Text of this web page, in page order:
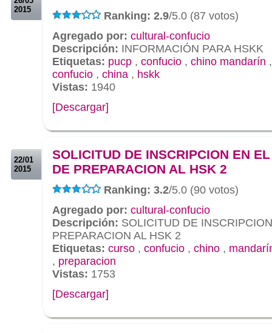
2015
Ranking: 2.9/5.0 (87 votos)
Agregado por: cultural-confucio
Descripción: INFORMACIÓN PARA HSKK
Etiquetas: pucp , confucio , chino mandarín
confucio , china , hskk
Vistas: 1940
[Descargar]
22/01
2015
SOLICITUD DE INSCRIPCION EN
DE PREPARACION AL HSK 2
Ranking: 3.2/5.0 (90 votos)
Agregado por: cultural-confucio
Descripción: SOLICITUD DE
PREPARACION AL HSK 2
Etiquetas: curso , confucio , chino ,
, preparacion
Vistas: 1753
[Descargar]